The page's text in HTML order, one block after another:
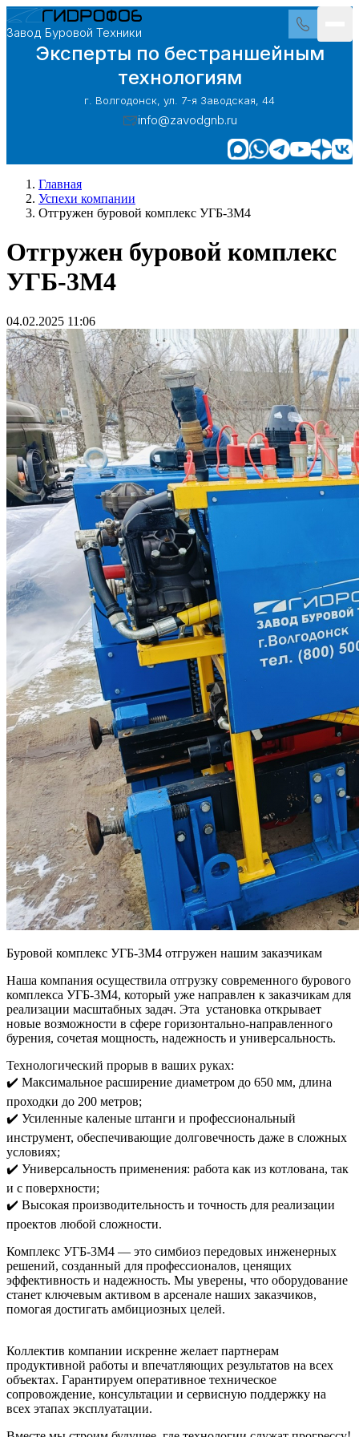
Завод Буровой Техники
Эксперты по бестраншейным
технологиям
г. Волгодонск, ул. 7-я Заводская, 44
info@zavodgnb.ru
Главная
Успехи компании
Отгружен буровой комплекс УГБ-3М4
Отгружен буровой комплекс
УГБ-3М4
04.02.2025 11:06
Буровой комплекс УГБ-3М4 отгружен нашим заказчикам
Наша компания осуществила отгрузку современного бурового
комплекса УГБ-3М4, который уже направлен к заказчикам для
реализации масштабных задач. Эта установка открывает
новые возможности в сфере горизонтально-направленного
бурения, сочетая мощность, надежность и универсальность.
Технологический прорыв в ваших руках:
✔️ Максимальное расширение диаметром до 650 мм, длина
проходки до 200 метров;
✔️ Усиленные каленые штанги и профессиональный
инструмент, обеспечивающие долговечность даже в сложных
условиях;
✔️ Универсальность применения: работа как из котлована, так
и с поверхности;
✔️ Высокая производительность и точность для реализации
проектов любой сложности.
Комплекс УГБ-3М4 — это симбиоз передовых инженерных
решений, созданный для профессионалов, ценящих
эффективность и надежность. Мы уверены, что оборудование
станет ключевым активом в арсенале наших заказчиков,
помогая достигать амбициозных целей.
Коллектив компании искренне желает партнерам
продуктивной работы и впечатляющих результатов на всех
объектах. Гарантируем оперативное техническое
сопровождение, консультации и сервисную поддержку на
всех этапах эксплуатации.